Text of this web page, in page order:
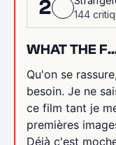
2
144
WHAT THE
Qu'on se
besoin. Je ne
ce film tant je
premières
Déjà c'est